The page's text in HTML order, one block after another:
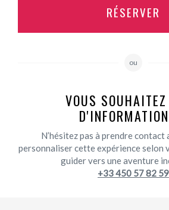
RÉSERVER
ou
VOUS
N’hésitez pas à prendre contact
personnaliser cette expérience selon
guider vers une aventure
+33 450 57 82 59